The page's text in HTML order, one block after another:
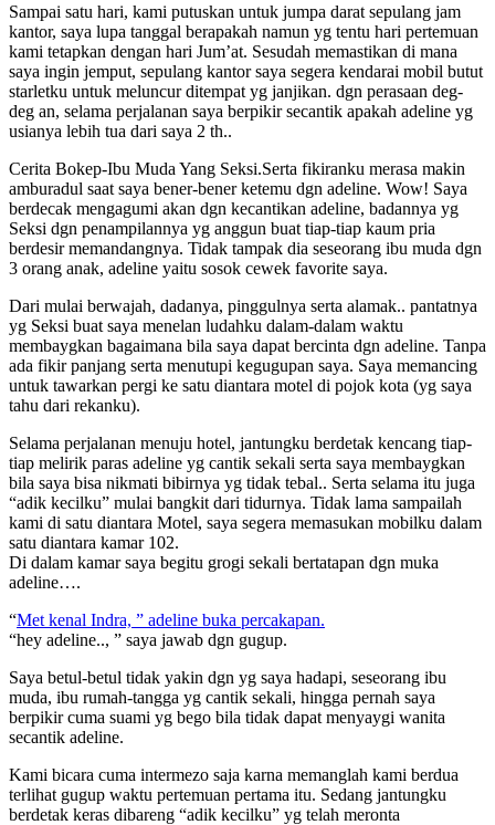
Sampai satu hari, kami putuskan untuk jumpa darat sepulang jam
kantor, saya lupa tanggal berapakah namun yg tentu hari pertemuan
kami tetapkan dengan hari Jum’at. Sesudah memastikan di mana
saya ingin jemput, sepulang kantor saya segera kendarai mobil butut
starletku untuk meluncur ditempat yg janjikan. dgn perasaan deg-
deg an, selama perjalanan saya berpikir secantik apakah adeline yg
usianya lebih tua dari saya 2 th..
Cerita Bokep-Ibu Muda Yang Seksi.Serta fikiranku merasa makin
amburadul saat saya bener-bener ketemu dgn adeline. Wow! Saya
berdecak mengagumi akan dgn kecantikan adeline, badannya yg
Seksi dgn penampilannya yg anggun buat tiap-tiap kaum pria
berdesir memandangnya. Tidak tampak dia seseorang ibu muda dgn
3 orang anak, adeline yaitu sosok cewek favorite saya.
Dari mulai berwajah, dadanya, pinggulnya serta alamak.. pantatnya
yg Seksi buat saya menelan ludahku dalam-dalam waktu
membaygkan bagaimana bila saya dapat bercinta dgn adeline. Tanpa
ada fikir panjang serta menutupi kegugupan saya. Saya memancing
untuk tawarkan pergi ke satu diantara motel di pojok kota (yg saya
tahu dari rekanku).
Selama perjalanan menuju hotel, jantungku berdetak kencang tiap-
tiap melirik paras adeline yg cantik sekali serta saya membaygkan
bila saya bisa nikmati bibirnya yg tidak tebal.. Serta selama itu juga
“adik kecilku” mulai bangkit dari tidurnya. Tidak lama sampailah
kami di satu diantara Motel, saya segera memasukan mobilku dalam
satu diantara kamar 102.
Di dalam kamar saya begitu grogi sekali bertatapan dgn muka
adeline….
“Met kenal Indra, ” adeline buka percakapan.
“hey adeline.., ” saya jawab dgn gugup.
Saya betul-betul tidak yakin dgn yg saya hadapi, seseorang ibu
muda, ibu rumah-tangga yg cantik sekali, hingga pernah saya
berpikir cuma suami yg bego bila tidak dapat menyaygi wanita
secantik adeline.
Kami bicara cuma intermezo saja karna memanglah kami berdua
terlihat gugup waktu pertemuan pertama itu. Sedang jantungku
berdetak keras dibareng “adik kecilku” yg telah meronta